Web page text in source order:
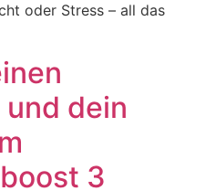
oder Stress – all das
dein
3